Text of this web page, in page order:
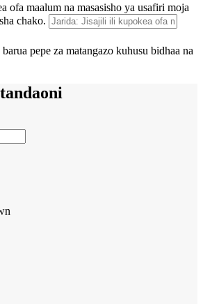
ofa maalum na masasisho ya usafiri moja
chako.
pepe za matangazo kuhusu bidhaa na